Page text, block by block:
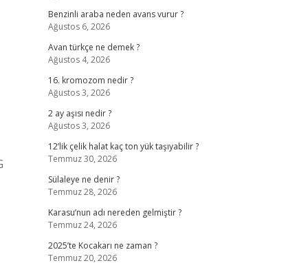
Benzinli araba neden avans vurur ?
Ağustos 6, 2026
Avan türkçe ne demek ?
Ağustos 4, 2026
16. kromozom nedir ?
Ağustos 3, 2026
2 ay aşısı nedir ?
Ağustos 3, 2026
12’lik çelik halat kaç ton yük taşıyabilir ?
Temmuz 30, 2026
Sülaleye ne denir ?
Temmuz 28, 2026
Karasu’nun adı nereden gelmiştir ?
Temmuz 24, 2026
2025’te Kocakarı ne zaman ?
Temmuz 20, 2026